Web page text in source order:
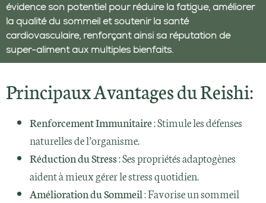
évidence son potentiel pour réduire la fatigue, améliorer
la qualité du sommeil et soutenir la santé
cardiovasculaire, renforçant ainsi sa réputation de
super-aliment aux multiples bienfaits.
Principaux Avantages du Reishi:
Renforcement Immunitaire: Stimule les défenses
naturelles de l’organisme.
Réduction du Stress: Ses propriétés adaptogènes
aident à mieux gérer le stress quotidien.
Amélioration du Sommeil: Favorise un sommeil